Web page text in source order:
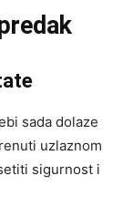
sada dolaze
uzlaznom
sigurnost i